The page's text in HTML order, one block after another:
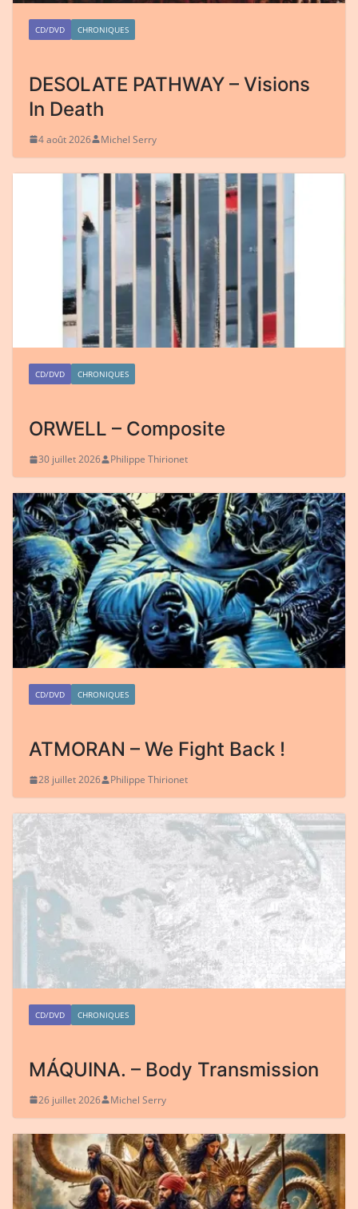
CD/DVD CHRONIQUES
DESOLATE PATHWAY – Visions
In Death
4 août 2026 Michel Serry
CD/DVD CHRONIQUES
ORWELL – Composite
30 juillet 2026 Philippe Thirionet
CD/DVD CHRONIQUES
ATMORAN – We Fight Back !
28 juillet 2026 Philippe Thirionet
CD/DVD CHRONIQUES
MÁQUINA. – Body Transmission
26 juillet 2026 Michel Serry